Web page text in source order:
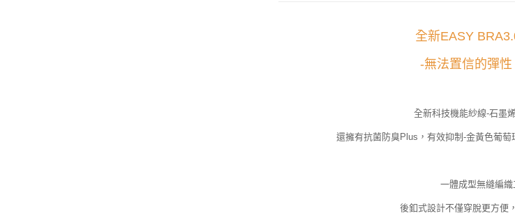
全新EASY
-無法置信的彈
全新科技機能紗線-石墨
還擁有抗菌防臭Plus，有效抑制-金黃色葡
一體成型無縫編
後釦式設計不僅穿脫更方便